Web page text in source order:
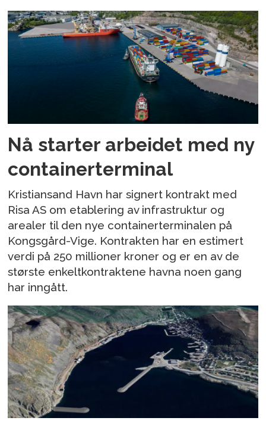
Nå starter arbeidet med ny
containerterminal
Kristiansand Havn har signert kontrakt med
Risa AS om etablering av infrastruktur og
arealer til den nye containerterminalen på
Kongsgård-Vige. Kontrakten har en estimert
verdi på 250 millioner kroner og er en av de
største enkeltkontraktene havna noen gang
har inngått.